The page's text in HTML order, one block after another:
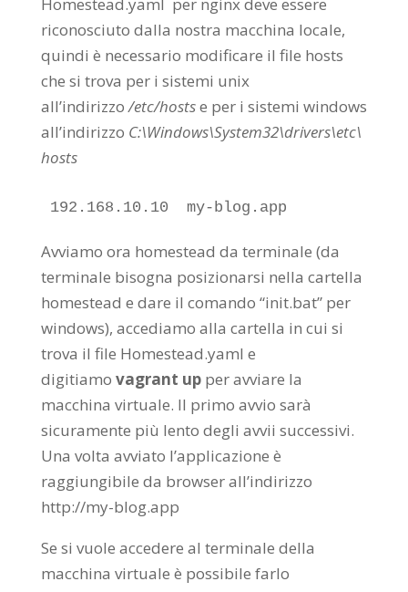
riconosciuto dalla nostra macchina locale,
quindi è necessario modificare il file hosts
che si trova per i sistemi unix
all’indirizzo/etc/hostse per i sistemi windows
all’indirizzo C:\Windows\System32\drivers\etc\
hosts
192.168.10.10  my-blog.app
Avviamo ora homestead da terminale (da
terminale bisogna posizionarsi nella cartella
homestead e dare il comando “init.bat” per
windows), accediamo alla cartella in cui si
trova il file Homestead.yaml e
digitiamo vagrant upper avviare la
macchina virtuale. Il primo avvio sarà
sicuramente più lento degli avvii successivi.
Una volta avviato l’applicazione è
raggiungibile da browser all’indirizzo
http://my-blog.app
Se si vuole accedere al terminale della
macchina virtuale è possibile farlo